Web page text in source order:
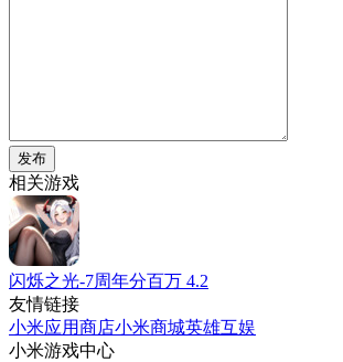
发布
相关游戏
闪烁之光-7周年分百万 4.2
友情链接
小米应用商店小米商城英雄互娱
小米游戏中心